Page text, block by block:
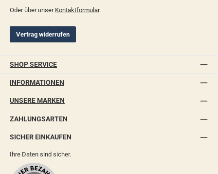
Oder über unser Kontaktformular.
Vertrag widerrufen
SHOP SERVICE
INFORMATIONEN
UNSERE MARKEN
ZAHLUNGSARTEN
SICHER EINKAUFEN
Ihre Daten sind sicher.